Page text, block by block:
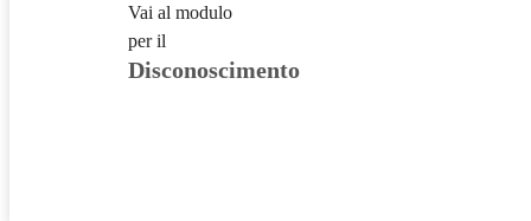
Vai al modulo
per il
Disconoscimento